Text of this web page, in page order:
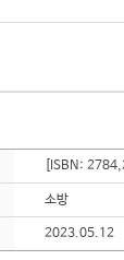
[ISBN:
소방
2023.05.12